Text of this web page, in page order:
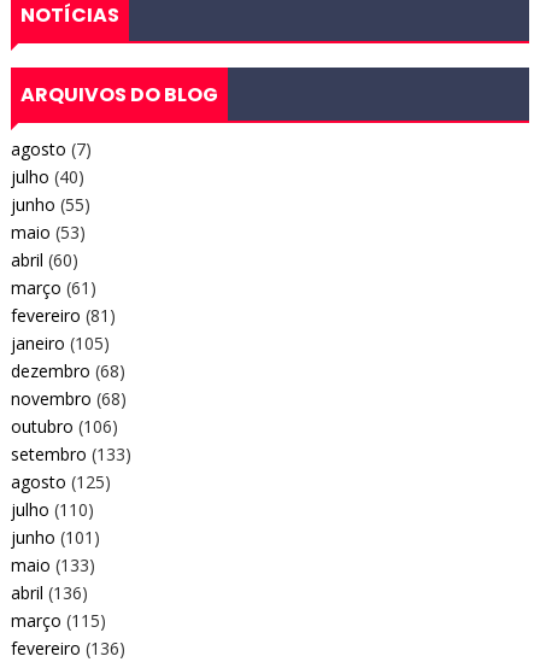
NOTÍCIAS
ARQUIVOS DO BLOG
agosto (7)
julho (40)
junho (55)
maio (53)
abril (60)
março (61)
fevereiro (81)
janeiro (105)
dezembro (68)
novembro (68)
outubro (106)
setembro (133)
agosto (125)
julho (110)
junho (101)
maio (133)
abril (136)
março (115)
fevereiro (136)